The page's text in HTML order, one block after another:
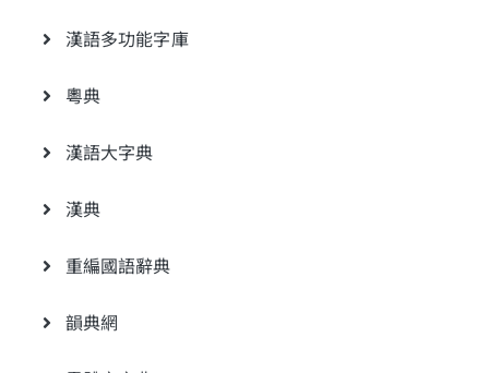
漢語多功能字庫
粵典
漢語大字典
漢典
重編國語辭典
韻典網